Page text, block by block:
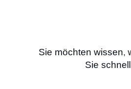
Sie möchten wissen,
Sie